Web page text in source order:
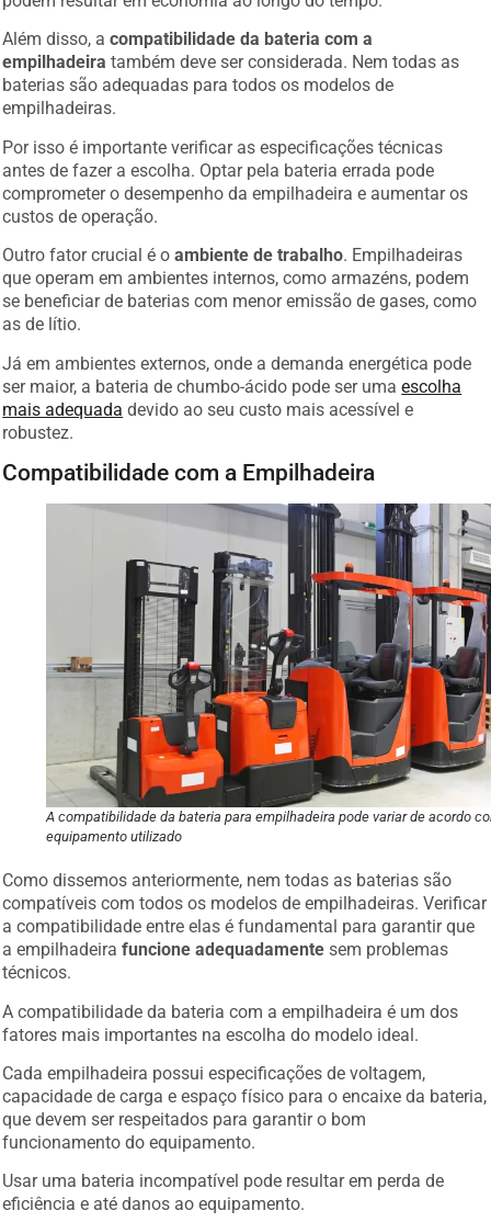
Além disso, a compatibilidade da bateria com a
empilhadeira também deve ser considerada. Nem todas as
baterias são adequadas para todos os modelos de
empilhadeiras.
Por isso é importante verificar as especificações técnicas
antes de fazer a escolha. Optar pela bateria errada pode
comprometer o desempenho da empilhadeira e aumentar os
custos de operação.
Outro fator crucial é o ambiente de trabalho . Empilhadeiras
que operam em ambientes internos, como armazéns, podem
se beneficiar de baterias com menor emissão de gases, como
as de lítio.
Já em ambientes externos, onde a demanda energética pode
ser maior, a bateria de chumbo-ácido pode ser uma
escolha
mais adequada
devido ao seu custo mais acessível e
robustez.
Compatibilidade com a Empilhadeira
A compatibilidade da bateria para empilhadeira pode variar de acordo
equipamento utilizado
Como dissemos anteriormente, nem todas as baterias são
compatíveis com todos os modelos de empilhadeiras. Verificar
a compatibilidade entre elas é fundamental para garantir que
a empilhadeirafuncione adequadamente sem problemas
técnicos.
A compatibilidade da bateria com a empilhadeira é um dos
fatores mais importantes na escolha do modelo ideal.
Cada empilhadeira possui especificações de voltagem,
capacidade de carga e espaço físico para o encaixe da bateria,
que devem ser respeitados para garantir o bom
funcionamento do equipamento.
Usar uma bateria incompatível pode resultar em perda de
eficiência e até danos ao equipamento.